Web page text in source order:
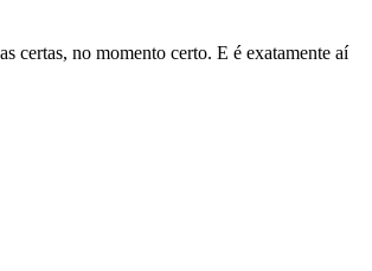
certas, no momento certo. E é exatamente aí